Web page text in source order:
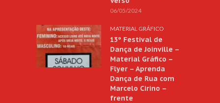
06/05/2024
MATERIAL GRÁFICO
13º Festival de
Dança de Joinville –
Material Gráfico –
Flyer – Aprenda
Dança de Rua com
Marcelo Cirino –
frente